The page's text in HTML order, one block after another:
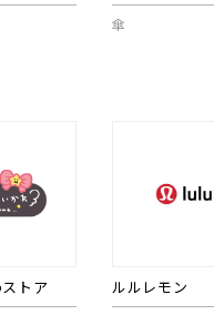
傘
トア ルルレモン